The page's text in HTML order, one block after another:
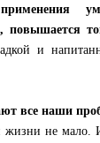
повышается
и
все наши
не мало.